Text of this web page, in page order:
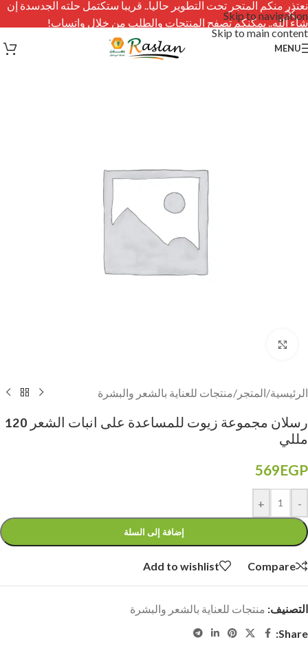
Skip to navigation
Skip to main content
نعتذر منكم المتجر تحت التطوير حاليا.. قريبا ستكتمل حلته الجدسدة إن
شاء الله.. يمكنكم تصفح المنتجات والطلب من خلال واتساب!
MENU
الرئيسية/المتجر /منتجات للعناية بالشعر والبشرة
رسلان مجموعة زيوت للمساعدة على انبات الشعر 120
مللي
569EGP
-
+
إضافة إلى السلة
Compare
Add to wishlist
التصنيف: منتجات للعناية بالشعر والبشرة
Share: